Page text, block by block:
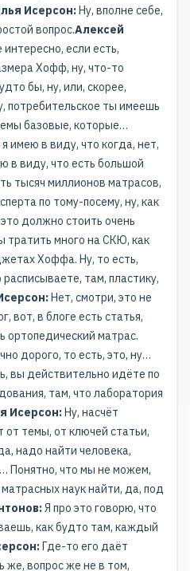
Исерсон:Ну, вполне себе,
вопрос.Алексей
интересно, если есть,
Хофф, ну, что-то
бы, ну, или, скорее,
потребительское ты имеешь
базовые, которые…
имею в виду, что когда, нет,
в виду, что есть большой
тысяч миллионов матрасов,
по тому-посему, ну, как
должно стоить очень
тратить много на СКЮ, как
Хоффа. Ну, то есть,
там, пластику,
Нет, смотри, это не
вот, в блоге есть статья,
ортопедический матрас.
дорого, то есть, это, ну…
вы действительно идёте по
там, что лаборатория
Исерсон:Ну, насчёт
от темы, от ключей статьи,
надо найти человека,
Понятно, что мы не можем,
наук найти, да, под
Я про это говорю, что
как будто там, каждый
Где-то его даёт
же, вопрос же не в том,